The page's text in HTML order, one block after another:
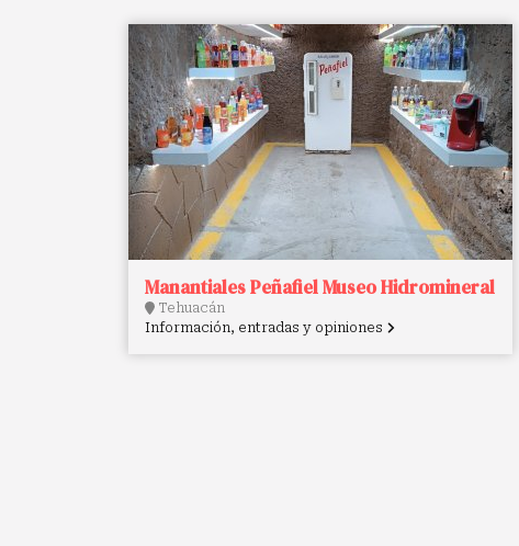
Manantiales Peñafiel Museo Hidromineral
Tehuacán
Información, entradas y opiniones